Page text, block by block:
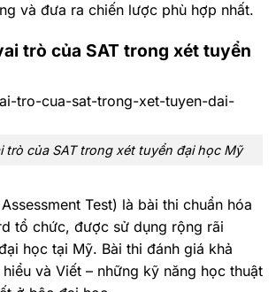
và đưa ra chiến lược phù hợp nhất.
trò của SAT trong xét tuyển
trò của SAT trong xét tuyển đại học Mỹ
Test) là bài thi chuẩn hóa
tổ chức, được sử dụng rộng rãi
học tại Mỹ. Bài thi đánh giá khả
và Viết – những kỹ năng học thuật